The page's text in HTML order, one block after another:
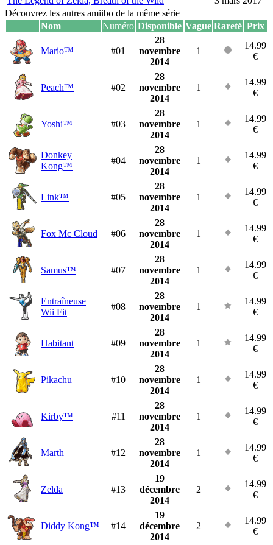
Découvrez les autres amiibo de la même série
Nom
Numéro Disponible Vague Rareté Prix
Mario™ #01
28
novembre
2014
1
14.99
€
Peach™ #02
28
novembre
2014
1
14.99
€
Yoshi™ #03
28
novembre
2014
1
14.99
€
Donkey
Kong™
#04
28
novembre
2014
1
14.99
€
Link™ #05
28
novembre
2014
1
14.99
€
Fox Mc Cloud #06
28
novembre
2014
1
14.99
€
Samus™ #07
28
novembre
2014
1
14.99
€
Entraîneuse
Wii Fit
#08
28
novembre
2014
1
14.99
€
Habitant #09
28
novembre
2014
1
14.99
€
Pikachu #10
28
novembre
2014
1
14.99
€
Kirby™ #11
28
novembre
2014
1
14.99
€
Marth #12
28
novembre
2014
1
14.99
€
Zelda #13
19
décembre
2014
2
14.99
€
Diddy Kong™ #14
19
décembre
2014
2
14.99
€